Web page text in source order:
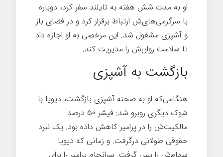
او به مدت شش هفته به تایلند سفر کرد، دوباره
با سرگرمی‌های‌ش ارتباط برقرار کرد و در فضای باز
و آشپزی مشغول شد. این مرخصی به او اجازه داد
تا سلامت روان‌ش را مدیریت کند.
بازگشت به آشپزی
هنگامی‌که او به صحنه آشپزی بازگشت، دیویا با
شوک دیگری روبرو شد: فیشر ۵۰ درصد
مالکیت‌ش را در پرامیر کاهش داده بود. یک نبرد
حقوقی طولانی درگرفت. و زمانی که دیویا